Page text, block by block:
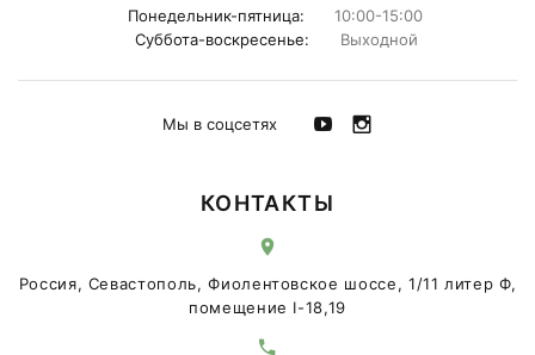
Понедельник-пятница:
10:00-15:00
Суббота-воскресенье:
Выходной
Мы в соцсетях
КОНТАКТЫ
Россия, Севастополь, Фиолентовское шоссе, 1/11 литер Ф,
помещение I-18,19